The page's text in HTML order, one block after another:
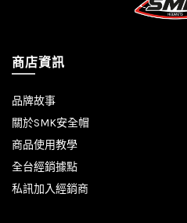
商店資訊
品牌故事
關於SMK安全帽
商品使用教學
全台經銷據點
私訊加入經銷商